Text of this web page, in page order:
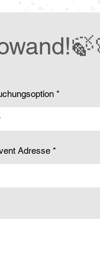
Adresse